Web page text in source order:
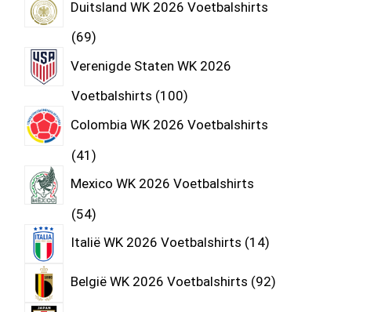
Duitsland WK 2026 Voetbalshirts
69
Verenigde Staten WK 2026
Voetbalshirts 100
Colombia WK 2026 Voetbalshirts
41
Mexico WK 2026 Voetbalshirts
54
Italië WK 2026 Voetbalshirts 14
België WK 2026 Voetbalshirts 92